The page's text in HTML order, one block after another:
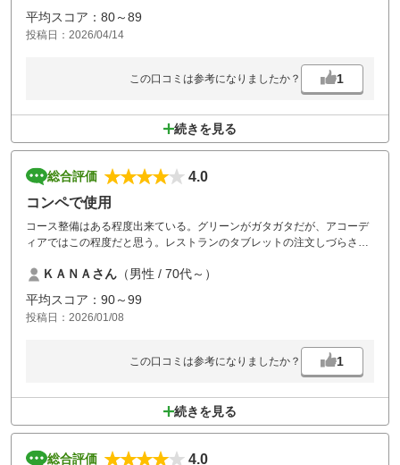
何度か乱されたのは不満です。
平均スコア：80～89
投稿日：2026/04/14
この口コミは参考になりましたか？ 1
続きを見る
総合評価
4.0
コンペで使用
コース整備はある程度出来ている。グリーンがガタガタだが、アコーデ
ィアではこの程度だと思う。レストランのタブレットの注文しづらさは
も、ここの使用者インターフェースは酷すぎる。誰が何を注文するかの
対応確認で間違えやすい。
パーティ付きを試してみたが、料理が貧弱過ぎ(一皿だけ)たので次回か
らは止める。
ＫＡＮＡさん （男性 / 70代～）
平均スコア：90～99
投稿日：2026/01/08
この口コミは参考になりましたか？ 1
続きを見る
総合評価 4.0